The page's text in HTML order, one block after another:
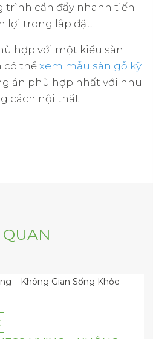
trình cần đẩy nhanh tiến
lợi trong lắp đặt.
hợp với một kiểu sàn
có thể xem mẫu sàn gỗ kỹ
án phù hợp nhất với nhu
cách nội thất.